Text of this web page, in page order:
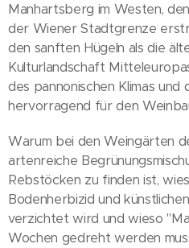
Manhartsberg im Westen,
der Wiener Stadtgrenze
den sanften Hügeln als die
Kulturlandschaft
des pannonischen Klimas und
hervorragend für den
Warum bei den Weingärten
artenreiche
Rebstöcken zu finden ist,
Bodenherbizid und
verzichtet wird und wieso
Wochen gedreht werden